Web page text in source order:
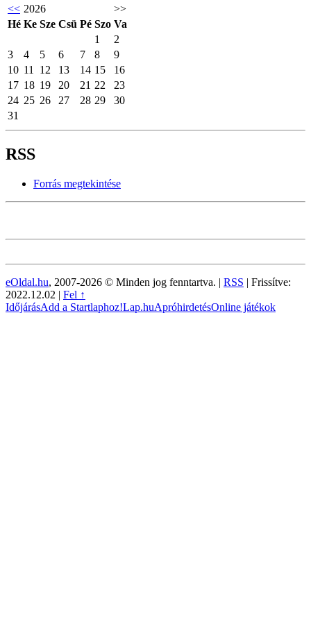
<< 2026
>>
Hé Ke Sze Csü Pé Szo Va
1
2
3
4 5 6 7 8
9
10 11 12 13 14 15
16
17 18 19 20 21 22
23
24 25 26 27 28 29
30
31
RSS
Forrás megtekintése
eOldal.hu, 2007-2026 © Minden jog fenntartva. | RSS | Frissítve:
2022.12.02 | Fel ↑
IdőjárásAdd a Startlaphoz!Lap.huApróhirdetésOnline játékok